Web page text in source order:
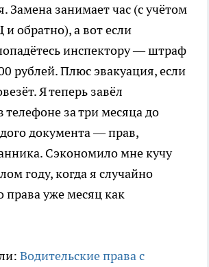
Замена занимает час (с учётом
обратно), а вот если
инспектору — штраф
рублей. Плюс эвакуация, если
Я теперь завёл
за три месяца до
документа — прав,
Сэкономило мне кучу
году, когда я случайно
права уже месяц как
Водительские права с